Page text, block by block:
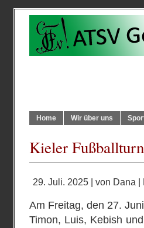
Home Wir über uns
Kieler
29. Juli. 2025 | von Dana |
Am Freitag, den 27.
Timon, Luis, Kebish